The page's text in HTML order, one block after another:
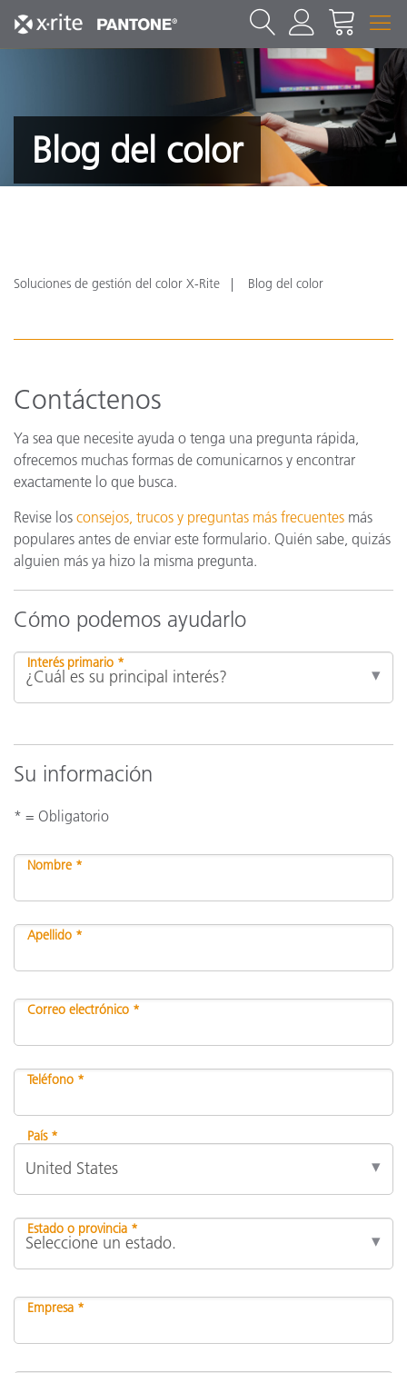
Blog del color
Soluciones de gestión del color X-Rite Blog del color
Contáctenos
Ya sea que necesite ayuda o tenga una pregunta rápida,
ofrecemos muchas formas de comunicarnos y encontrar
exactamente lo que busca.
Revise los consejos, trucos y preguntas más frecuentes más
populares antes de enviar este formulario. Quién sabe, quizás
alguien más ya hizo la misma pregunta.
Cómo podemos ayudarlo
Interés primario *
Su información
* = Obligatorio
Nombre *
Apellido *
Correo electrónico *
Teléfono *
País *
Estado o provincia *
Empresa *